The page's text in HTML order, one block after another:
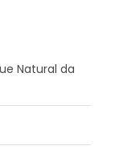
Natural da